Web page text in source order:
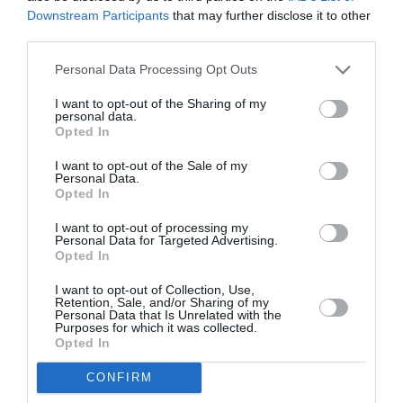
Downstream Participants that may further disclose it to other
Personal Data Processing Opt Outs
I want to opt-out of the Sharing of my
personal data.
Opted In
I want to opt-out of the Sale of my
Personal Data.
Opted In
I want to opt-out of processing my
Personal Data for Targeted Advertising.
Opted In
I want to opt-out of Collection, Use,
Retention, Sale, and/or Sharing of my
Personal Data that Is Unrelated with the
Purposes for which it was collected.
Opted In
CONFIRM
φαινόταν εξαιρετικά χαρούμενη και πολύ
ανανεωμένη. Τα ογκώδη μαλλιά της
εναρμονίζονταν άψογα με το πουκάμισο που
φορούσε από τον οίκο
τσάντα πάλι από το ίδιο brand, μιας και πλέον
είναι επίσημηambassadorτου οίκου. Τα λευκά
sneakersτης ήταν η τέλεια πινελιά, καθώς είναι
στη μόδα και εξαιρετικά πρακτικά για ταξίδια.